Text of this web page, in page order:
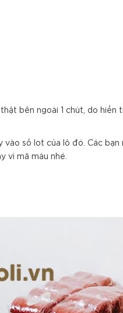
bên ngoài 1 chút, do hiển
số lot của lô đó. Các bạn
vì mã màu nhé.